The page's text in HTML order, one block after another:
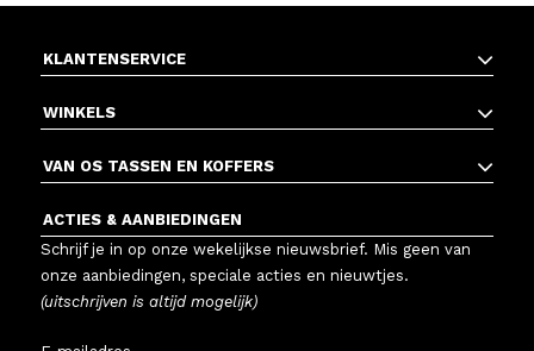
KLANTENSERVICE
WINKELS
VAN OS TASSEN EN KOFFERS
ACTIES & AANBIEDINGEN
Schrijf je in op onze wekelijkse nieuwsbrief. Mis geen van
onze aanbiedingen, speciale acties en nieuwtjes.
(uitschrijven is altijd mogelijk)